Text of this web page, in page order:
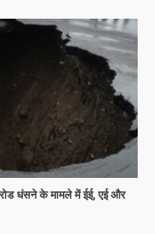
धंसने के मामले में ईई, एई और